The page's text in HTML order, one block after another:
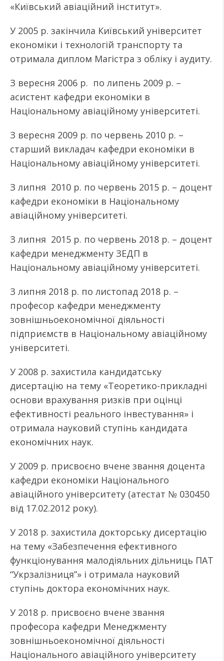
«Київський авіаційний інститут».
У 2005 р. закінчила Київський університет
економіки і технологій транспорту та
отримала диплом Магістра з обліку і аудиту.
З вересня 2006 р. по липень 2009 р. –
асистент кафедри економіки в
Національному авіаційному університеті.
З вересня 2009 р. по червень 2010 р. –
старший викладач кафедри економіки в
Національному авіаційному університеті.
З липня 2010 р. по червень 2015 р. – доцент
кафедри економіки в Національному
авіаційному університеті.
З липня 2015 р. по червень 2018 р. – доцент
кафедри менеджменту ЗЕДП в
Національному авіаційному університеті.
З липня 2018 р. по листопад 2018 р. –
професор кафедри менеджменту
зовнішньоекономічної діяльності
підприємств в Національному авіаційному
університеті.
У 2008 р. захистила кандидатську
дисертацію на тему «Теоретико-прикладні
основи врахування ризків при оцінці
ефективності реального інвестування» і
отримала науковий ступінь кандидата
економічних наук.
У 2009 р. присвоєно вчене звання доцента
кафедри економіки Національного
авіаційного університету (атестат № 030450
від 17.02.2012 року).
У 2018 р. захистила докторську дисертацію
на тему «Забезпечення ефективного
функціонування малодіяльних дільниць ПАТ
“Укрзалізниця”» і отримала науковий
ступінь доктора економічних наук.
У 2018 р. присвоєно вчене звання
професора кафедри Менеджменту
зовнішньоекономічної діяльності
Національного авіаційного університету